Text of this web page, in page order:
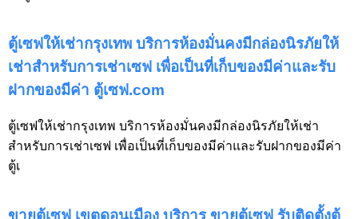
ตู้เซฟให้เช่ากรุงเทพ บริการห้องมั่นคงมีกล่องนิรภัยให้
เช่าสำหรับการเช่าเซฟ เพื่อเป็นที่เก็บของมีค่าและรับ
ฝากของมีค่า ตู้เซฟ.com
ตู้เซฟให้เช่ากรุงเทพ บริการห้องมั่นคงมีกล่องนิรภัยให้เช่า
สำหรับการเช่าเซฟ เพื่อเป็นที่เก็บของมีค่าและรับฝากของมีค่า
ตู้เ
ขายตู้เซฟ เขตดอนเมือง บริการ ขายตู้เซฟ รับติดตั้งตู้